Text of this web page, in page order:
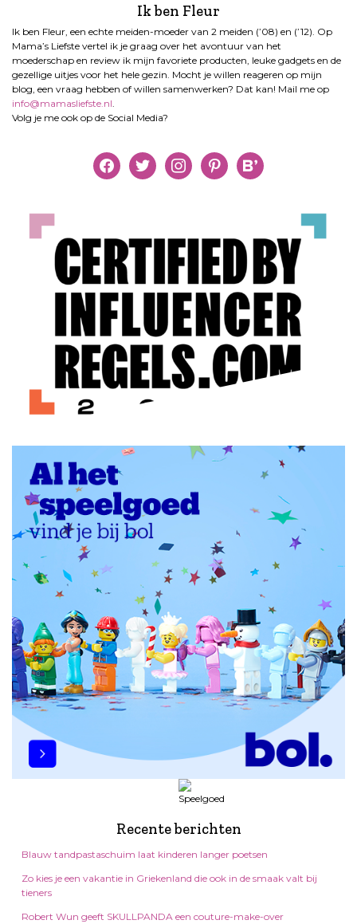
Ik ben Fleur
Ik ben Fleur, een echte meiden-moeder van 2 meiden (’08) en (’12). Op
Mama’s Liefste vertel ik je graag over het avontuur van het
moederschap en review ik mijn favoriete producten, leuke gadgets en de
gezellige uitjes voor het hele gezin. Mocht je willen reageren op mijn
blog, een vraag hebben of willen samenwerken? Dat kan! Mail me op
info@mamasliefste.nl
Volg je me ook op de Social Media?
facebooktwitter instagrampinterestbloglovin
Recente berichten
Blauw tandpastaschuim laat kinderen langer poetsen
Zo kies je een vakantie in Griekenland die ook in de smaak valt bij
tieners
Robert Wun geeft SKULLPANDA een couture-make-over